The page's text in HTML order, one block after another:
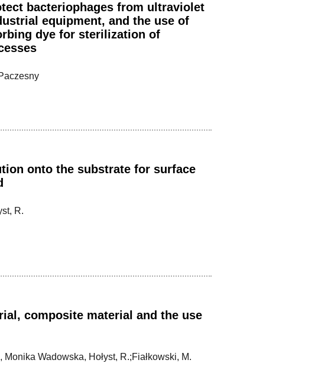
bacteriophages from ultraviolet
equipment, and the use of
dye for sterilization of
onto the substrate for surface
R.
composite material and the use
Wadowska, Hołyst, R.;Fiałkowski, M.